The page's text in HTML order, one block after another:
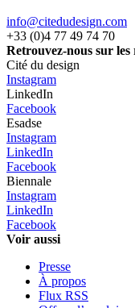
info@citedudesign.com
+33 (0)4 77 49 74 70
Retrouvez-nous sur les
Cité du design
Instagram
LinkedIn
Facebook
Esadse
Instagram
LinkedIn
Facebook
Biennale
Instagram
LinkedIn
Facebook
Voir aussi
Presse
À propos
Flux RSS